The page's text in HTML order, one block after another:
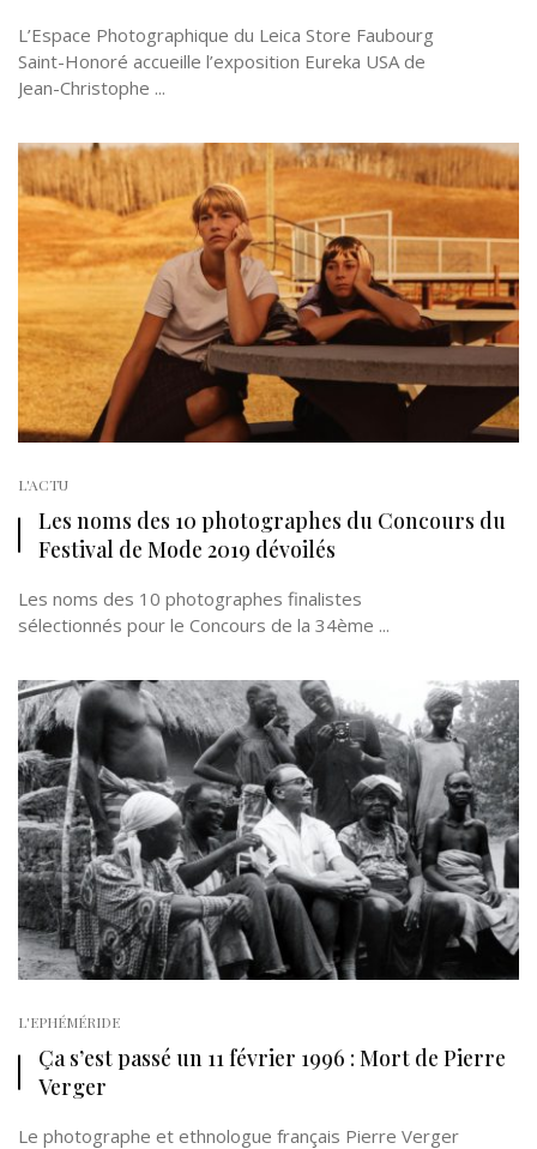
L’Espace Photographique du Leica Store Faubourg
Saint-Honoré accueille l’exposition Eureka USA de
Jean-Christophe ...
L'ACTU
Les noms des 10 photographes du Concours du
Festival de Mode 2019 dévoilés
Les noms des 10 photographes finalistes
sélectionnés pour le Concours de la 34ème ...
L'EPHÉMÉRIDE
Ça s’est passé un 11 février 1996 : Mort de Pierre
Verger
Le photographe et ethnologue français Pierre Verger